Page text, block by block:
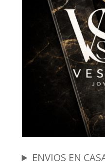
ENVIOS EN